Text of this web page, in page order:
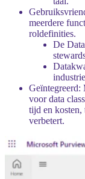
meerdere
roldefinities.
De
Geïntegreerd:
voor data
tijd en kosten,
verbetert.